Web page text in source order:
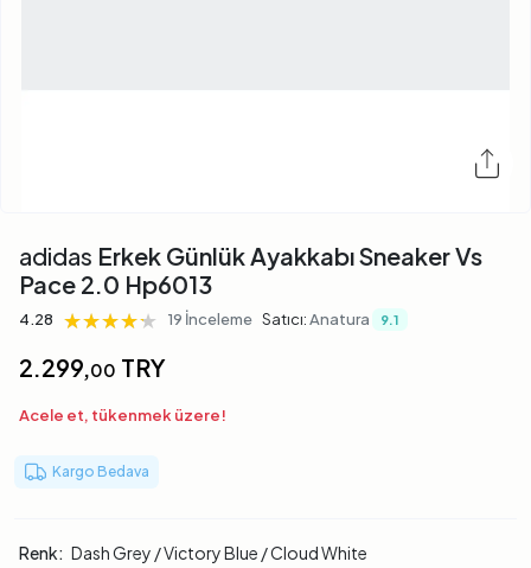
adidas Erkek Günlük Ayakkabı Sneaker Vs
Pace 2.0 Hp6013
4.28 ★★★★★
★★★★★
★★★★★ 19 İnceleme Satıcı:Anatura 9.1
2.299,00 TRY
Acele et, tükenmek üzere!
Kargo Bedava
Renk: Dash Grey / Victory Blue / Cloud White